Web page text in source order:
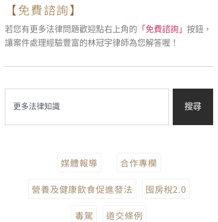
【免費諮詢】
若您有更多法律問題歡迎點右上角的 「免費諮詢」 按鈕，
讓案件處理經驗豐富的林冠宇律師為您解答喔！
搜尋
媒體報導 合作專欄
營養及健康飲食促進發法 囤房稅2.0
毒駕 道交條例